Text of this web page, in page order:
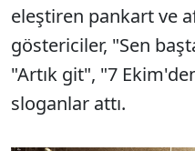
eleştiren pankart ve
göstericiler, "Sen
"Artık git", "7
sloganlar attı.